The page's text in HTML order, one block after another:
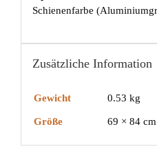
Schienenfarbe
Zusätzliche Information
Gewicht 0.53 kg
Größe 69 × 84 cm